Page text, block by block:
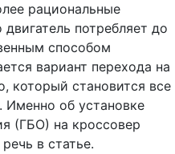
рациональные
потребляет до
способом
вариант перехода на
который становится все
об установке
(ГБО) на кроссовер
в статье.